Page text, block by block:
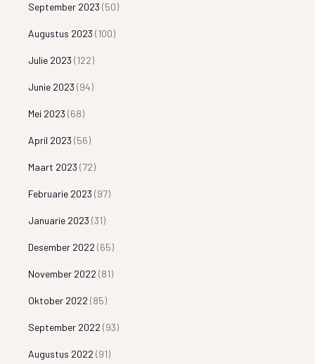
September 2023 (50)
Augustus 2023 (100)
Julie 2023 (122)
Junie 2023 (94)
Mei 2023 (68)
April 2023 (56)
Maart 2023 (72)
Februarie 2023 (97)
Januarie 2023 (31)
Desember 2022 (65)
November 2022 (81)
Oktober 2022 (85)
September 2022 (93)
Augustus 2022 (91)